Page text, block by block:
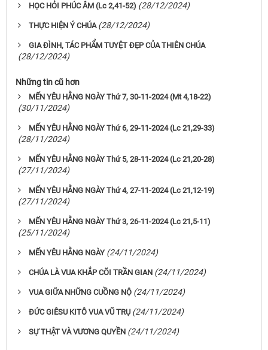
HỌC HỎI PHÚC ÂM (Lc 2,41-52) (28/12/2024)
THỰC HIỆN Ý CHÚA (28/12/2024)
GIA ĐÌNH, TÁC PHẨM TUYỆT ĐẸP CỦA THIÊN CHÚA
(28/12/2024)
Những tin cũ hơn
MẾN YÊU HẰNG NGÀY Thứ 7, 30-11-2024 (Mt 4,18-22)
(30/11/2024)
MẾN YÊU HẰNG NGÀY Thứ 6, 29-11-2024 (Lc 21,29-33)
(28/11/2024)
MẾN YÊU HẰNG NGÀY Thứ 5, 28-11-2024 (Lc 21,20-28)
(27/11/2024)
MẾN YÊU HẰNG NGÀY Thứ 4, 27-11-2024 (Lc 21,12-19)
(27/11/2024)
MẾN YÊU HẰNG NGÀY Thứ 3, 26-11-2024 (Lc 21,5-11)
(25/11/2024)
MẾN YÊU HẰNG NGÀY (24/11/2024)
CHÚA LÀ VUA KHẮP CÕI TRẦN GIAN (24/11/2024)
VUA GIỮA NHỮNG CUỒNG NỘ (24/11/2024)
ĐỨC GIÊSU KITÔ VUA VŨ TRỤ (24/11/2024)
SỰ THẬT VÀ VƯƠNG QUYỀN (24/11/2024)